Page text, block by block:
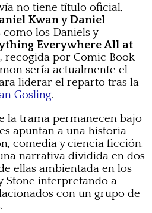
no tiene título oficial,
Kwan y Daniel
los Daniels y
Everywhere All at
recogida por Comic Book
sería actualmente el
liderar el reparto tras la
Gosling.
la trama permanecen bajo
apuntan a una historia
comedia y ciencia ficción.
narrativa dividida en dos
ellas ambientada en los
Stone interpretando a
con un grupo de